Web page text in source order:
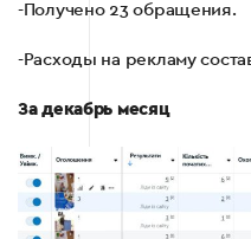
-Получено 23 обращения.
-Расходы на рекламу
За декабрь месяц